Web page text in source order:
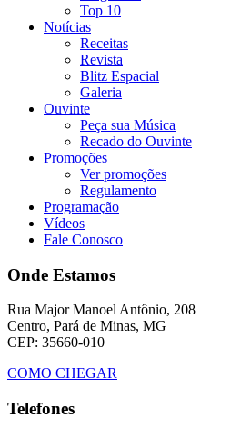
Top 10
Notícias
Receitas
Revista
Blitz Espacial
Galeria
Ouvinte
Peça sua Música
Recado do Ouvinte
Promoções
Ver promoções
Regulamento
Programação
Vídeos
Fale Conosco
Onde Estamos
Rua Major Manoel Antônio, 208
Centro, Pará de Minas, MG
CEP: 35660-010
COMO CHEGAR
Telefones